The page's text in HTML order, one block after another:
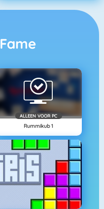
Fame
ALLEEN VOOR PC
Rummikub 1